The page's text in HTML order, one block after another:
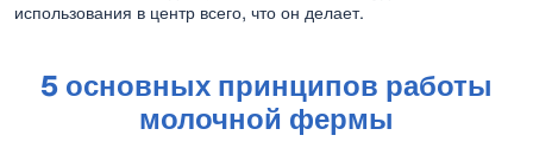
использования в центр всего, что он делает.
5 основных принципов работы
молочной фермы